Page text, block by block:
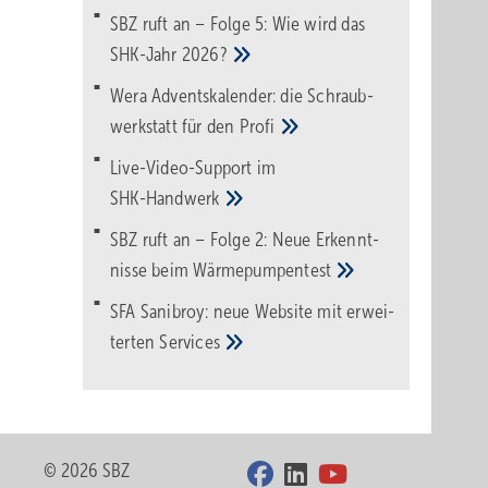
SBZ ruft an – Folge 5: Wie wird das
SHK-Jahr 2026?
Wera Adventskalender: die Schraub­
werk­statt für den Pro­fi
Live-Video-Support im
SHK-Handwerk
SBZ ruft an – Folge 2: Neue Erkennt­
nisse beimWärme­pumpen­test
SFA Sanibroy: neue Web­site mit erwei­
tertenServices
© 2026 SBZ